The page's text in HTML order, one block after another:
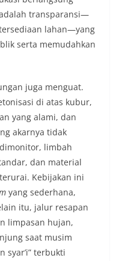
transparansi—
lahan—yang
serta memudahkan
juga menguat.
di atas kubur,
yang alami, dan
akarnya tidak
limbah
dan material
Kebijakan ini
yang sederhana,
itu, jalur resapan
limpasan hujan,
saat musim
syar’i” terbukti